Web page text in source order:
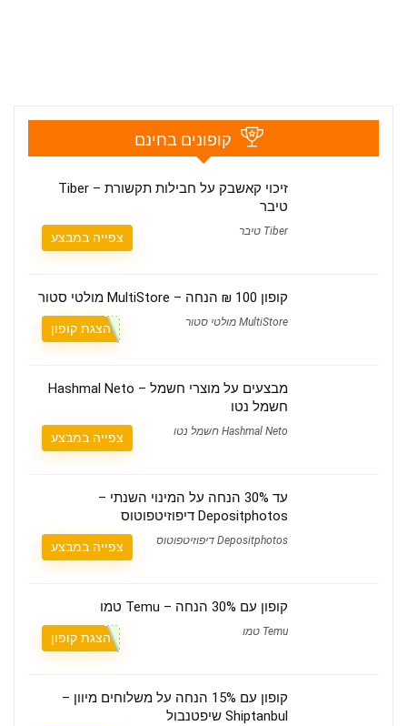
קופונים בחינם
זיכוי קאשבק על חבילות תקשורת – Tiber
טיבר
Tiber טיבר צפייה במבצע
קופון 100 ₪ הנחה – MultiStore‎ מולטי סטור
MultiStore‎ מולטי סטור הצגת קופון
מבצעים על מוצרי חשמל – Hashmal Neto
חשמל נטו
Hashmal Neto חשמל נטו צפייה במבצע
עד 30% הנחה על המינוי השנתי –
Depositphotos דיפוזיטפוטוס
Depositphotos דיפוזיטפוטוס צפייה במבצע
קופון עם 30% הנחה – Temu טמו
Temu טמו הצגת קופון
קופון עם 15% הנחה על משלוחים מיוון –
Shiptanbul שיפטנבול